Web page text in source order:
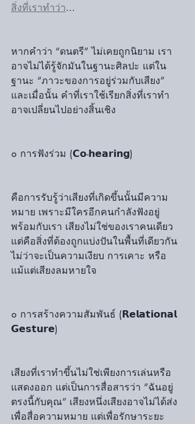
สิ่งที่เราทำว่า...
หากคำว่า “ดนตรี” ไม่เคยถูกนิยาม เรา
อาจไม่ได้รู้จักมันในฐานะศิลปะ แต่ใน
ฐานะ “ภาวะของการอยู่ร่วมกับเสียง”
และเมื่อนั้น คำที่เราใช้เรียกสิ่งที่เราทำ
อาจเปลี่ยนไปอย่างสิ้นเชิง
๐ การฟังร่วม (𝗖𝗼-𝗵𝗲𝗮𝗿𝗶𝗻𝗴)
คือการรับรู้ว่าเสียงที่เกิดขึ้นนั้นมีความ
หมาย เพราะมีใครอีกคนกำลังฟังอยู่
พร้อมกับเรา เสียงไม่ใช่ของเราคนเดียว
แต่คือสิ่งที่ต้องถูกแบ่งปันในพื้นที่เดียวกัน
ไม่ว่าจะเป็นความเงียบ การเคาะ หรือ
แม้แต่เสียงลมหายใจ
๐ การสร้างความสัมพันธ์ (𝗥𝗲𝗹𝗮𝘁𝗶𝗼𝗻𝗮𝗹
𝗚𝗲𝘀𝘁𝘂𝗿𝗲)
เสียงที่เราทำขึ้นไม่ใช่เพียงการเล่นหรือ
แสดงออก แต่เป็นการสื่อสารว่า “ฉันอยู่
ตรงนี้กับคุณ” เสียงหนึ่งเสียงอาจไม่ได้ส่ง
เพื่อสื่อความหมาย แต่เพื่อรักษาระยะ